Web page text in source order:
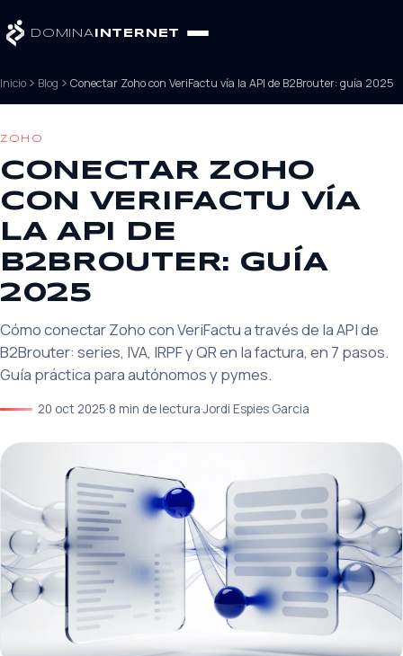
DOMINA INTERNET
Inicio Blog Conectar Zoho con VeriFactu vía la API de B2Brouter: guía 2025
ZOHO
CONECTAR ZOHO
CON VERIFACTU VÍA
LA API DE
B2BROUTER: GUÍA
2025
Cómo conectar Zoho con VeriFactu a través de la API de
B2Brouter: series, IVA, IRPF y QR en la factura, en 7 pasos.
Guía práctica para autónomos y pymes.
20 oct 2025·8 min de lectura·Jordi Espies Garcia